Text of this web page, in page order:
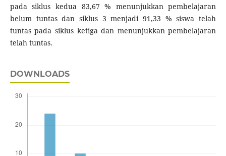
pada siklus kedua 83,67 % menunjukkan pembelajaran
belum tuntas dan siklus 3 menjadi 91,33 % siswa telah
tuntas pada siklus ketiga dan menunjukkan pembelajaran
telah tuntas.
DOWNLOADS